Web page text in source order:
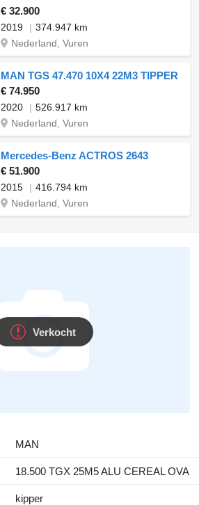
€ 32.900
2019
374.947 km
Nederland, Vuren
MAN TGS 47.470 10X4 22M3 TIPPER
€ 74.950
2020
526.917 km
Nederland, Vuren
Mercedes-Benz ACTROS 2643
€ 51.900
2015
416.794 km
Nederland, Vuren
Verkocht
MAN
18.500 TGX 25M5 ALU CEREAL OVA
kipper